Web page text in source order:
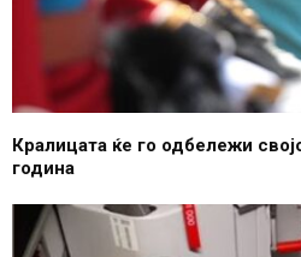
Кралицата ќе го одбележи
година